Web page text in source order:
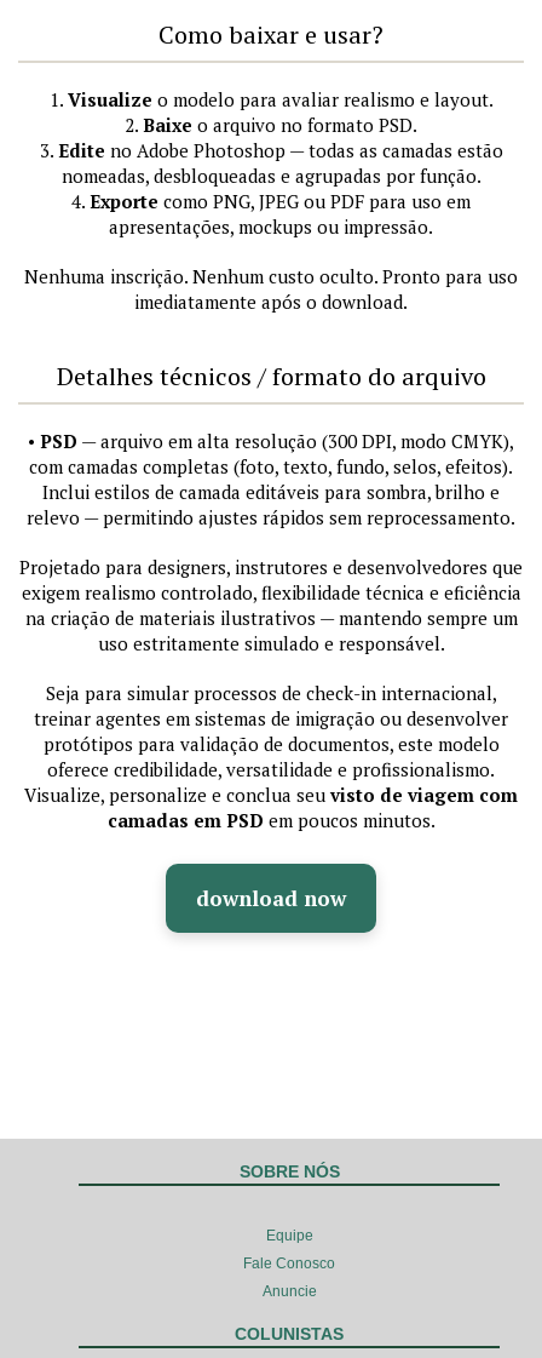
Como baixar e usar?
1. Visualize o modelo para avaliar realismo e layout.
2. Baixe o arquivo no formato PSD.
3. Edite no Adobe Photoshop — todas as camadas estão
nomeadas, desbloqueadas e agrupadas por função.
4. Exporte como PNG, JPEG ou PDF para uso em
apresentações, mockups ou impressão.
Nenhuma inscrição. Nenhum custo oculto. Pronto para uso
imediatamente após o download.
Detalhes técnicos / formato do arquivo
• PSD — arquivo em alta resolução (300 DPI, modo CMYK),
com camadas completas (foto, texto, fundo, selos, efeitos).
Inclui estilos de camada editáveis para sombra, brilho e
relevo — permitindo ajustes rápidos sem reprocessamento.
Projetado para designers, instrutores e desenvolvedores que
exigem realismo controlado, flexibilidade técnica e eficiência
na criação de materiais ilustrativos — mantendo sempre um
uso estritamente simulado e responsável.
Seja para simular processos de check-in internacional,
treinar agentes em sistemas de imigração ou desenvolver
protótipos para validação de documentos, este modelo
oferece credibilidade, versatilidade e profissionalismo.
Visualize, personalize e conclua seuvisto de viagem com
camadas em PSD em poucos minutos.
download now
SOBRE NÓS
Equipe
Fale Conosco
Anuncie
COLUNISTAS